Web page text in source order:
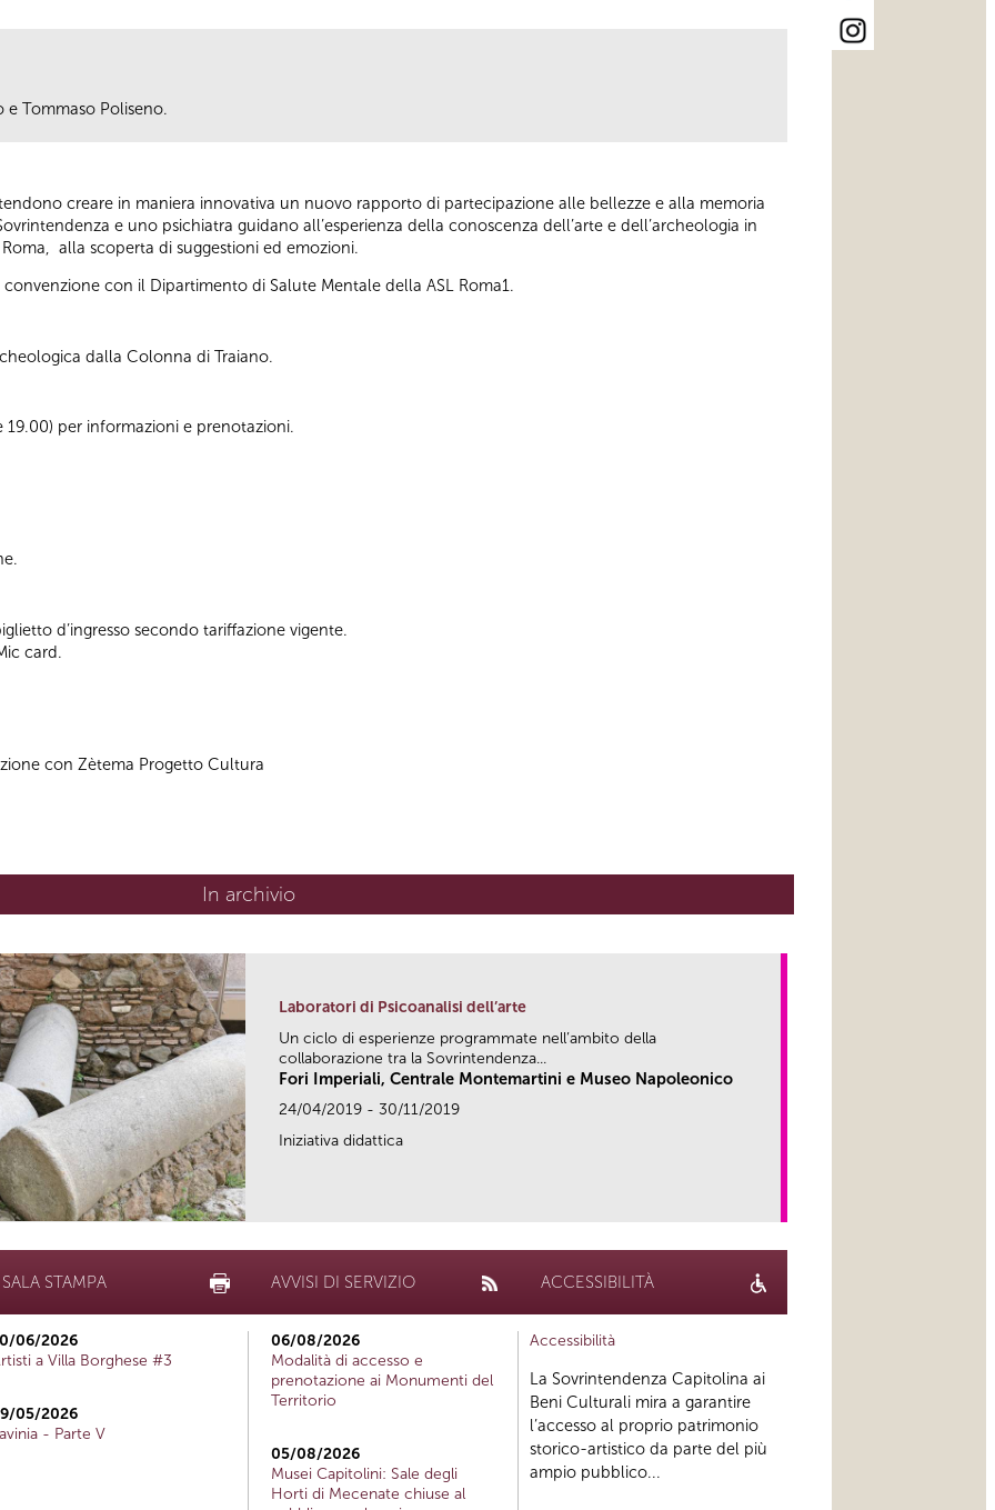
e Tommaso Poliseno.
creare in maniera innovativa un nuovo rapporto di partecipazione alle bellezze e alla memoria
e uno psichiatra guidano all’esperienza della conoscenza dell’arte e dell’archeologia in
alla scoperta di suggestioni ed emozioni.
convenzione con il Dipartimento di Salute Mentale della ASL Roma1.
dalla Colonna di Traiano.
per informazioni e prenotazioni.
d’ingresso secondo tariffazione vigente.
card.
con Zètema Progetto Cultura
In archivio
Laboratori di Psicoanalisi dell’arte
Un ciclo di esperienze programmate nell’ambito della
collaborazione tra la Sovrintendenza...
Fori Imperiali, Centrale Montemartini e Museo Napoleonico
24/04/2019 - 30/11/2019
Iniziativa didattica
SALA STAMPA
06/2026
a Villa Borghese #3
05/2026
- Parte V
AVVISI DI SERVIZIO
06/08/2026
Modalità di accesso e
prenotazione ai Monumenti del
Territorio
05/08/2026
Musei Capitolini: Sale degli
Horti di Mecenate chiuse al
ACCESSIBILITÀ
Accessibilità
La Sovrintendenza Capitolina ai
Beni Culturali mira a garantire
l’accesso al proprio patrimonio
storico-artistico da parte del più
ampio pubblico...